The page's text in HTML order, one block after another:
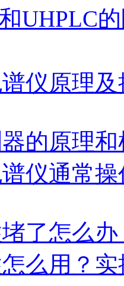
UHPLC
仪原理
的原理
仪通常
了怎么
么用？